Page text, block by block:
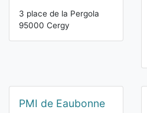
3 place de la Pergola
95000 Cergy
PMI de Eaubonne